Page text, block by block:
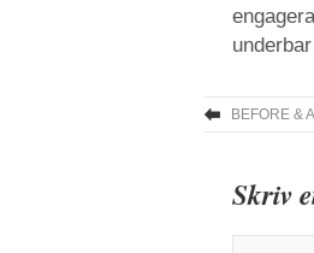
BEFORE &
Skriv